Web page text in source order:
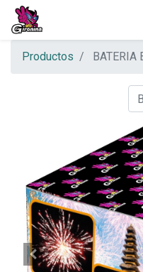
Productos BATERIA